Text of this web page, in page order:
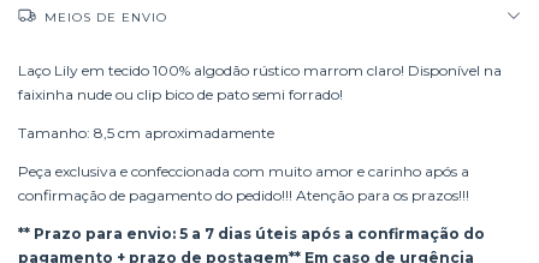
MEIOS DE ENVIO
Laço Lily em tecido 100% algodão rústico marrom claro! Disponível na
faixinha nude ou clip bico de pato semi forrado!
Tamanho: 8,5 cm aproximadamente
Peça exclusiva e confeccionada com muito amor e carinho após a
confirmação de pagamento do pedido!!! Atenção para os prazos!!!
** Prazo para envio: 5 a 7 dias úteis após a confirmação do
pagamento + prazo de postagem** Em caso de urgência